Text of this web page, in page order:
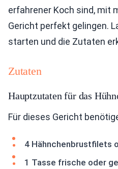
erfahrener Koch sind, mit
Gericht perfekt gelingen.
starten und die Zutaten
Zutaten
Hauptzutaten für das
Für dieses Gericht
4 Hähnchenbrustfilets
1 Tasse frische oder